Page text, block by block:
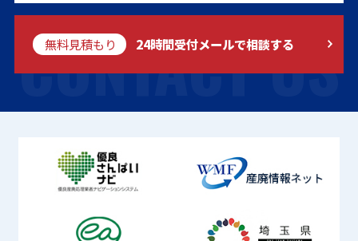
CONTACT US
無料見積もり 24時間受付メールで相談する